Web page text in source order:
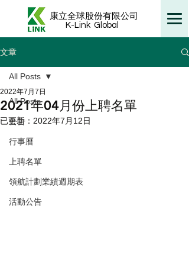
康立全球股份有限公司
K-Link Global
文章
All Posts
公告
行事曆
上聘名單
領航計劃業績週期表
活動公告
All Posts
2021年04月份上聘名單
2022年7月7日
已更新： 2022年7月12日